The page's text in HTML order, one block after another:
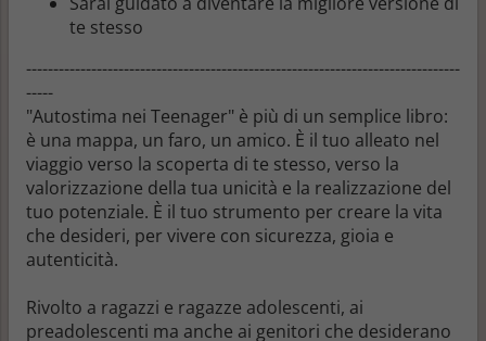
te stesso
--------------------------------------------------------------------------------
-----
"Autostima nei Teenager" è più di un semplice libro:
è una mappa, un faro, un amico. È il tuo alleato nel
viaggio verso la scoperta di te stesso, verso la
valorizzazione della tua unicità e la realizzazione del
tuo potenziale. È il tuo strumento per creare la vita
che desideri, per vivere con sicurezza, gioia e
autenticità.
Rivolto a ragazzi e ragazze adolescenti, ai
preadolescenti ma anche ai genitori che desiderano